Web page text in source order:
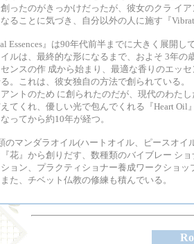
ったのがきっかけだったが、彼女のクラ イ
ることに気づき、自分以外の人に施す『
Essences』は90年代前半までに大きく展開
ルは、最終的な形になるまで、およそ 3年
ンスの作 成から始まり、最適な香りのエッ
。これは、彼女独自の方法で創られている
ントのため に創られたのだが、現代のわた
てくれ、優しい光で包んでくれる『Heart
ってから約10年が経つ。
のマンダラオイル(ハートオイル、ピースオイ
『花』から創りだす、数種類のバイブレー シ
ョン、プラクティショナー養成ワークショ
た、チベット仏教の修練も積んでいる。